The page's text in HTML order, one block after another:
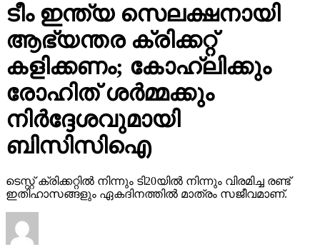
ടീം ഇന്ത്യ സെലക്ഷനായി
ആഭ്യന്തര ക്രിക്കറ്റ്
കളിക്കണം; കോഹ്ലിക്കും
രോഹിത് ശര്‍മ്മക്കും
നിര്‍ദ്ദേശവുമായി
ബിസിസിഐ
ടെസ്റ്റ് ക്രിക്കറ്റില്‍ നിന്നും ടി20യില്‍ നിന്നും വിരമിച്ച രണ്ട്
ഇതിഹാസങ്ങളും ഏകദിനത്തില്‍ മാത്രം സജീവമാണ്.